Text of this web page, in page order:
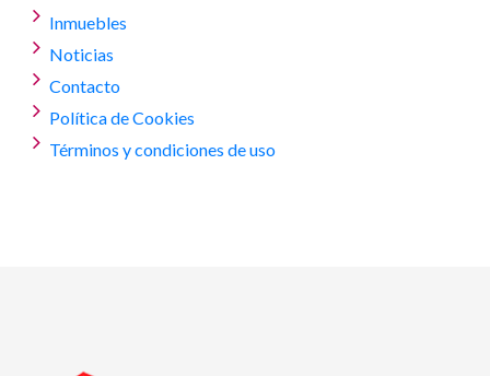
Inmuebles
Noticias
Contacto
Política de Cookies
Términos y condiciones de uso